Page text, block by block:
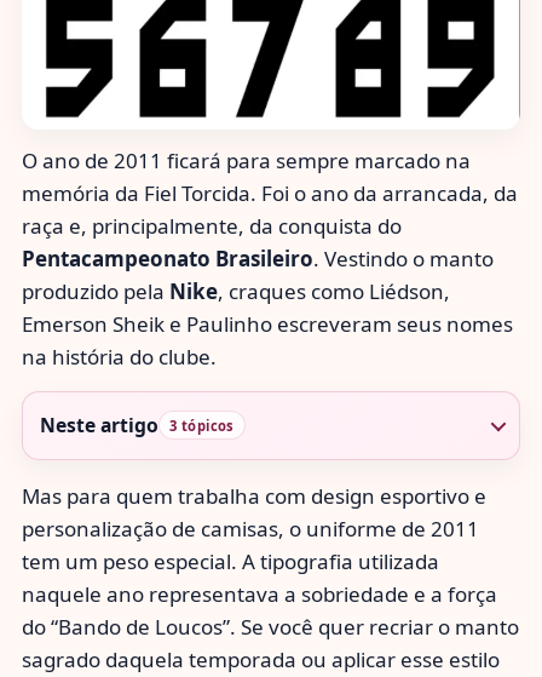
O ano de 2011 ficará para sempre marcado na
memória da Fiel Torcida. Foi o ano da arrancada, da
raça e, principalmente, da conquista do
Pentacampeonato Brasileiro. Vestindo o manto
produzido pela Nike, craques como Liédson,
Emerson Sheik e Paulinho escreveram seus nomes
na história do clube.
Neste artigo 3 tópicos
Mas para quem trabalha com design esportivo e
personalização de camisas, o uniforme de 2011
tem um peso especial. A tipografia utilizada
naquele ano representava a sobriedade e a força
do “Bando de Loucos”. Se você quer recriar o manto
sagrado daquela temporada ou aplicar esse estilo